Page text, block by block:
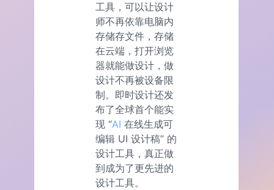
工具，可以让设计
师不再依靠电脑内
存储存文件，存储
在云端，打开浏览
器就能做设计，做
设计不再被设备限
制。即时设计还发
布了全球首个能实
现 “AI 在线生成可
编辑 UI 设计稿” 的
设计工具，真正做
到成为了更先进的
设计工具。